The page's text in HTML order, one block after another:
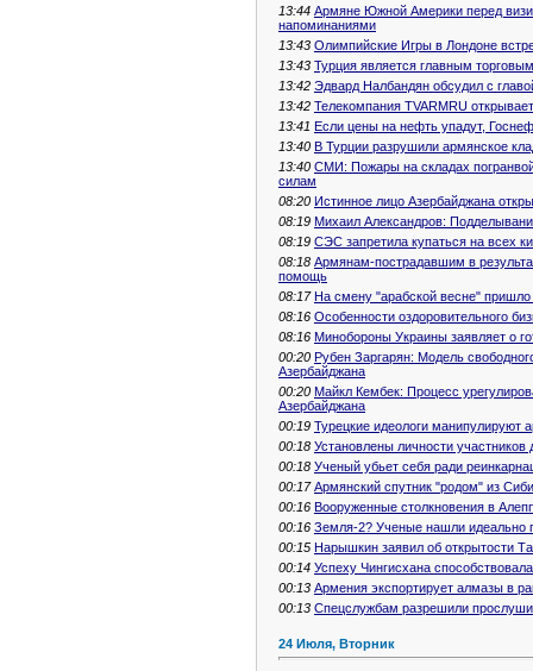
13:44 Армяне Южной Америки перед
напоминаниями
13:43 Олимпийские Игры в Лондоне
13:43 Турция является главным
13:42 Эдвард Налбандян обсудил с
13:42 Телекомпания TVARMRU
13:41 Если цены на нефть упадут,
13:40 В Турции разрушили армянское
13:40 СМИ: Пожары на складах
силам
08:20 Истинное лицо Азербайджана
08:19 Михаил Александров:
08:19 СЭС запретила купаться на всех
08:18 Армянам-пострадавшим в
помощь
08:17 На смену "арабской весне" пришло
08:16 Особенности оздоровительного
08:16 Минобороны Украины заявляет о
00:20 Рубен Заргарян: Модель
Азербайджана
00:20 Майкл Кембек: Процесс
Азербайджана
00:19 Турецкие идеологи манипулируют
00:18 Установлены личности
00:18 Ученый убьет себя ради
00:17 Армянский спутник "родом" из
00:16 Вооруженные столкновения в
00:16 Земля-2? Ученые нашли идеально
00:15 Нарышкин заявил об открытости
00:14 Успеху Чингисхана
00:13 Армения экспортирует алмазы в
00:13 Спецслужбам разрешили
24 Июля, Вторник